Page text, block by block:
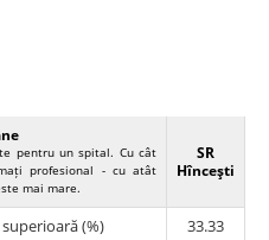
pentru un spital. Cu cât
profesional - cu atât
mai mare.
SR
Hînceşti
(%)
33.33